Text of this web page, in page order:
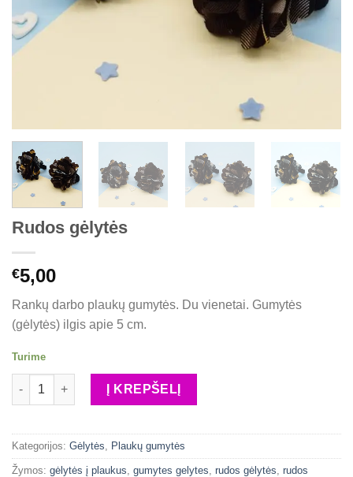
Rudos gėlytės
€5,00
Rankų darbo plaukų gumytės. Du vienetai. Gumytės
(gėlytės) ilgis apie 5 cm.
Turime
produkto kiekis: Rudos gėlytės
Į KREPŠELĮ
Kategorijos: Gėlytės, Plaukų gumytės
Žymos: gėlytės į plaukus, gumytes gelytes, rudos gėlytės, rudos